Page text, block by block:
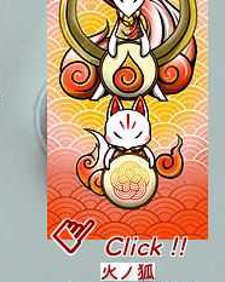
火ノ狐
Click !!
☝︎